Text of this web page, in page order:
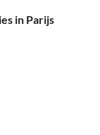
in Parijs